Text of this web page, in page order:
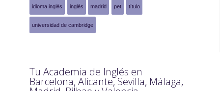
idioma inglés inglés madrid pet título
universidad de cambridge
Tu Academia de Inglés en
Barcelona, Alicante, Sevilla, Málaga,